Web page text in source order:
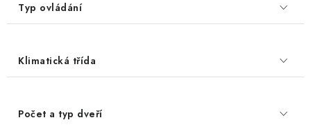
Typ ovládání
Klimatická třída
Počet a typ dveří